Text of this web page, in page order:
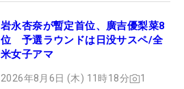
岩永杏奈が暫定首位、廣吉優梨菜8
位 予選ラウンドは日没サスペ/全
米女子アマ
2026年8月6日 (木) 11時18分 1